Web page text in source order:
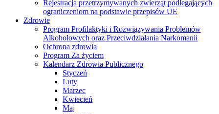
Rejestracja przetrzymywanych zwierząt podlegających
ograniczeniom na podstawie przepisów UE
Zdrowie
Program Profilaktyki i Rozwiązywania Problemów
Alkoholowych oraz Przeciwdziałania Narkomanii
Ochrona zdrowia
Program Za życiem
Kalendarz Zdrowia Publicznego
Styczeń
Luty
Marzec
Kwiecień
Maj